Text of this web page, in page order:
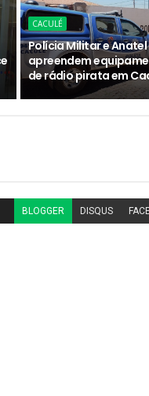
CACULÉ
Polícia Militar e Anatel
apreendem
de rádio pirata em
BLOGGER DISQUS